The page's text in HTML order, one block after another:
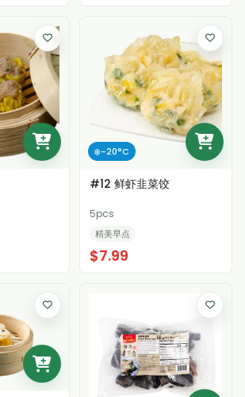
❄️-20°C
#12 鲜虾韭菜饺
5pcs
精美早点
$7.99